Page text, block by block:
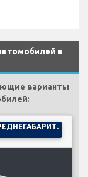
в
варианты